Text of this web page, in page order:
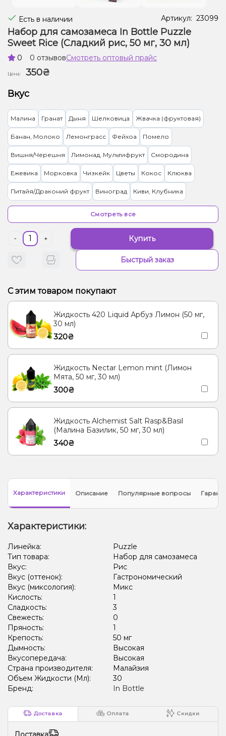
Есть в наличии Артикул: 23099
Набор для самозамеса In Bottle Puzzle
Sweet Rice (Сладкий рис, 50 мг, 30 мл)
0 0 отзывовСмотреть оптовый прайс
Цена:
350₴
Вкус
Малина Гранат Дыня Шелковица Жвачка (фруктовая)
Банан, Молоко Лемонграсс Фейхоа Помело
Вишня/Черешня Лимонад, Мультифрукт Смородина
Ежевика Морковка Чизкейк Цветы Кокос Клюква
Питайя/Драконий фрукт Виноград Киви, Клубника
Ананас, Персик Лимонад, Ягоды
Клубника, Овсянка/Хлопья
Ваниль, Молоко Арбуз Базилик, Лимонад
Лёд/Холодок, Лимонад, Огурец Гуава
Кокос, Лёд/Холодок, Сливки/Крем Клубника, Молоко Рис
Мандарин Ваниль, Мороженое
Лёд/Холодок, Ягоды Яблоко Ананас Энергетик, Ягоды
Пряности/Специи, Чай
Смотреть все
- + Купить
Быстрый заказ
С этим товаром покупают
Жидкость 420 Liquid Арбуз Лимон (50 мг,
30 мл)
320₴
Жидкость Nectar Lemon mint (Лимон
Мята, 50 мг, 30 мл)
300₴
Жидкость Alchemist Salt Rasp&Basil
(Малина Базилик, 50 мг, 30 мл)
340₴
Характеристики Описание Популярные вопросы
Характеристики:
Линейка:
Puzzle
Тип товара:
Набор для самозамеса
Вкус:
Рис
Вкус (оттенок):
Гастрономический
Вкус (миксология):
Микс
Кислость:
1
Сладкость:
3
Свежесть:
0
Пряность:
1
Крепость:
50 мг
Дымность:
Высокая
Вкусопередача:
Высокая
Страна производителя:
Малайзия
Объем Жидкости (Мл):
30
Бренд:
In Bottle
Доставка Оплата Скидки